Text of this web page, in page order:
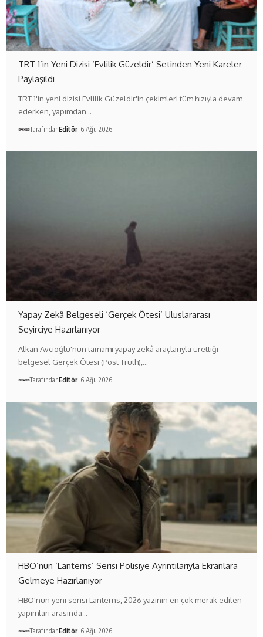
TRT 1’in Yeni Dizisi ‘Evlilik Güzeldir’ Setinden Yeni Kareler
Paylaşıldı
TRT 1'in yeni dizisi Evlilik Güzeldir'in çekimleri tüm hızıyla devam
ederken, yapımdan…
TarafındanEditör 6 Ağu 2026
Yapay Zekâ Belgeseli ‘Gerçek Ötesi’ Uluslararası
Seyirciye Hazırlanıyor
Alkan Avcıoğlu'nun tamamı yapay zekâ araçlarıyla ürettiği
belgesel Gerçek Ötesi (Post Truth),…
TarafındanEditör 6 Ağu 2026
HBO’nun ‘Lanterns’ Serisi Polisiye Ayrıntılarıyla Ekranlara
Gelmeye Hazırlanıyor
HBO'nun yeni serisi Lanterns, 2026 yazının en çok merak edilen
yapımları arasında…
TarafındanEditör 6 Ağu 2026